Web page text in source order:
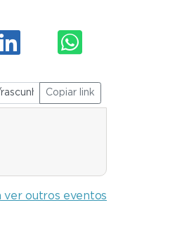
Copiar link
ver outros eventos